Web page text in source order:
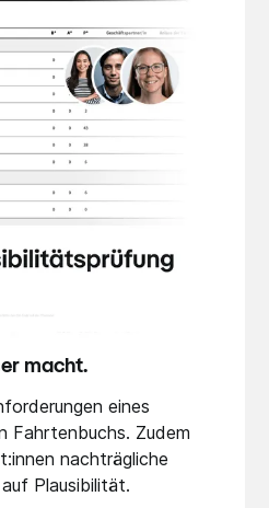
macht.
eines
Fahrtenbuchs. Zudem
nachträgliche
Plausibilität.